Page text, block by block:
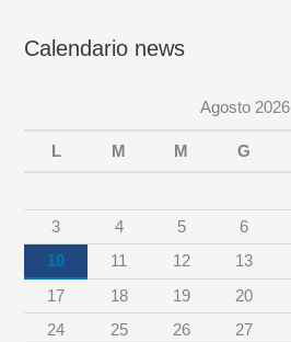
w
r
c
Calendario news
Agosto 2026
L M M G
3
4 5 6
10
11 12 13
17
18 19 20
24
25 26 27